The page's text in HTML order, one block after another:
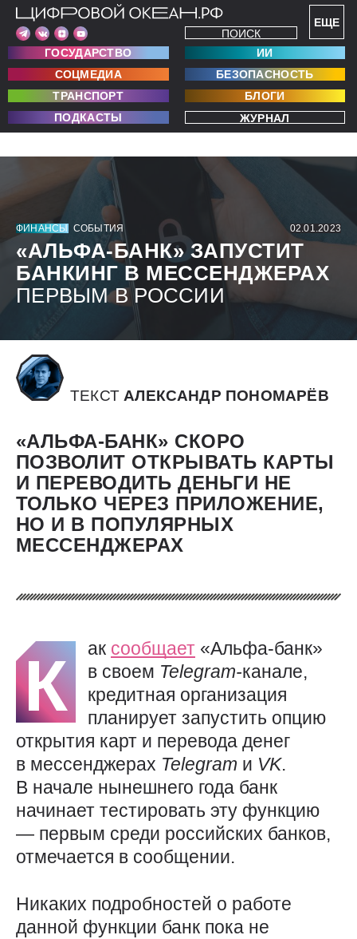
ЕЩЕ
ПОИСК
ГОСУДАРСТВО
ИИ
СОЦМЕДИА
БЕЗОПАСНОСТЬ
ТРАНСПОРТ
БЛОГИ
ПОДКАСТЫ
ЖУРНАЛ
ФИНАНСЫ СОБЫТИЯ 02.01.2023
«АЛЬФА-БАНК» ЗАПУСТИТ
БАНКИНГ В МЕССЕНДЖЕРАХ
ПЕРВЫМ В РОССИИ
ТЕКСТ АЛЕКСАНДР ПОНОМАРЁВ
«АЛЬФА-БАНК» СКОРО
ПОЗВОЛИТ ОТКРЫВАТЬ КАРТЫ
И ПЕРЕВОДИТЬ ДЕНЬГИ НЕ
ТОЛЬКО ЧЕРЕЗ ПРИЛОЖЕНИЕ,
НО И В ПОПУЛЯРНЫХ
МЕССЕНДЖЕРАХ
К ак сообщает «Альфа-банк»
в своем Telegram-канале,
кредитная организация
планирует запустить опцию
открытия карт и перевода денег
в мессенджерах Telegram и VK.
В начале нынешнего года банк
начинает тестировать эту функцию
— первым среди российских банков,
отмечается в сообщении.
Никаких подробностей о работе
данной функции банк пока не